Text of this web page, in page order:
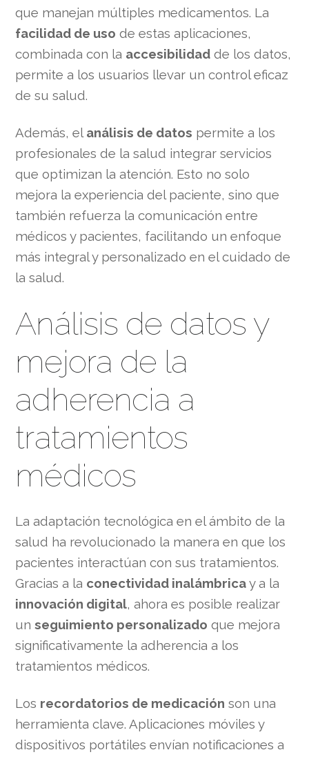
que manejan múltiples medicamentos. La
facilidad de uso de estas aplicaciones,
combinada con la accesibilidad de los datos,
permite a los usuarios llevar un control eficaz
de su salud.
Además, el análisis de datos permite a los
profesionales de la salud integrar servicios
que optimizan la atención. Esto no solo
mejora la experiencia del paciente, sino que
también refuerza la comunicación entre
médicos y pacientes, facilitando un enfoque
más integral y personalizado en el cuidado de
la salud.
Análisis de datos y
mejora de la
adherencia a
tratamientos
médicos
La adaptación tecnológica en el ámbito de la
salud ha revolucionado la manera en que los
pacientes interactúan con sus tratamientos.
Gracias a la conectividad inalámbricay a la
innovación digital, ahora es posible realizar
unseguimiento personalizado que mejora
significativamente la adherencia a los
tratamientos médicos.
Los recordatorios de medicación son una
herramienta clave. Aplicaciones móviles y
dispositivos portátiles envían notificaciones a